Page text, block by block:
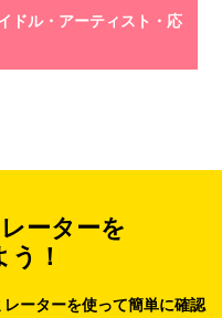
ドル・アーティスト・応
ーターを
！
ーターを使って簡単に確認